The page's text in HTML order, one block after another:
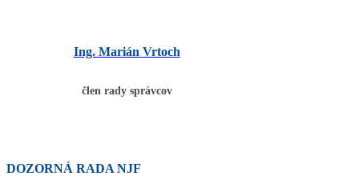
Ing. Marián Vrtoch
člen rady správcov
DOZORNÁ RADA NJF